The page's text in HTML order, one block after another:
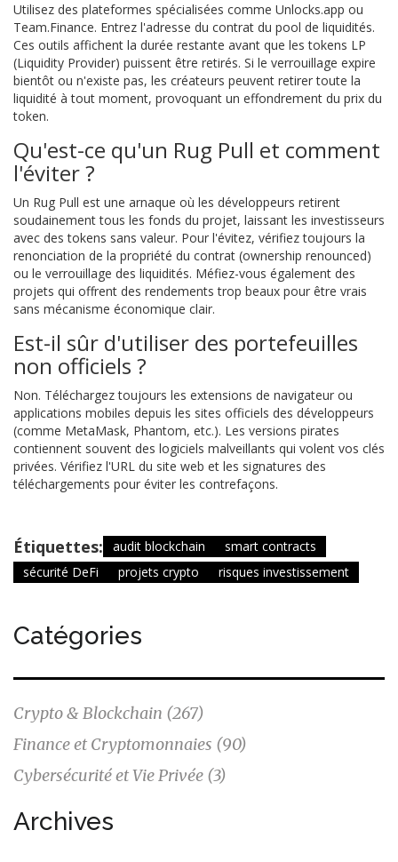
Utilisez des plateformes spécialisées comme Unlocks.app ou
Team.Finance. Entrez l'adresse du contrat du pool de liquidités.
Ces outils affichent la durée restante avant que les tokens LP
(Liquidity Provider) puissent être retirés. Si le verrouillage expire
bientôt ou n'existe pas, les créateurs peuvent retirer toute la
liquidité à tout moment, provoquant un effondrement du prix du
token.
Qu'est-ce qu'un Rug Pull et comment
l'éviter ?
Un Rug Pull est une arnaque où les développeurs retirent
soudainement tous les fonds du projet, laissant les investisseurs
avec des tokens sans valeur. Pour l'évitez, vérifiez toujours la
renonciation de la propriété du contrat (ownership renounced)
ou le verrouillage des liquidités. Méfiez-vous également des
projets qui offrent des rendements trop beaux pour être vrais
sans mécanisme économique clair.
Est-il sûr d'utiliser des portefeuilles
non officiels ?
Non. Téléchargez toujours les extensions de navigateur ou
applications mobiles depuis les sites officiels des développeurs
(comme MetaMask, Phantom, etc.). Les versions pirates
contiennent souvent des logiciels malveillants qui volent vos clés
privées. Vérifiez l'URL du site web et les signatures des
téléchargements pour éviter les contrefaçons.
Étiquettes: audit blockchain
smart contracts
sécurité DeFi
projets crypto risques investissement
Catégories
Crypto & Blockchain (267)
Finance et Cryptomonnaies (90)
Cybersécurité et Vie Privée (3)
Archives